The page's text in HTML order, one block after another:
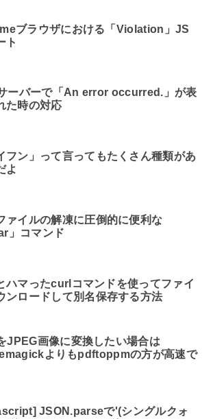
ブラウザにおける「Violation」JS
ト
ーバーで「An error occurred.」が表
た時の対応
フン」って言ってもたくさん種類があ
よ
ァイルの解凍に圧倒的に便利な
」コマンド
ハマったcurlコマンドを使ってファイ
ンロードして別名保存する方法
JPEG画像に変換したい場合は
よりもpdftoppmの方が高速で
JSON.parseで'(シングルクォ